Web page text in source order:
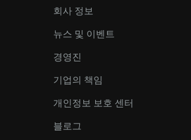
회사 정보
뉴스 및 이벤트
경영진
기업의 책임
개인정보 보호 센터
블로그